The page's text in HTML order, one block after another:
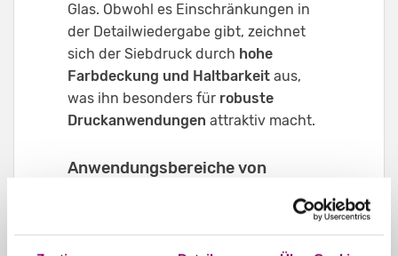
Glas. Obwohl es Einschränkungen in
der Detailwiedergabe gibt, zeichnet
sich der Siebdruck durch hohe
Farbdeckung und Haltbarkeit aus,
was ihn besonders für robuste
Druckanwendungen attraktiv macht.
Anwendungsbereiche von
Accessoires.